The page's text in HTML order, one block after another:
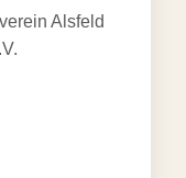
Alsfeld